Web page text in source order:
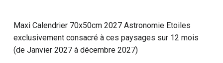
Maxi Calendrier 70x50cm 2027 Astronomie Etoiles
exclusivement consacré à ces paysages sur 12 mois
(de Janvier 2027 à décembre 2027)